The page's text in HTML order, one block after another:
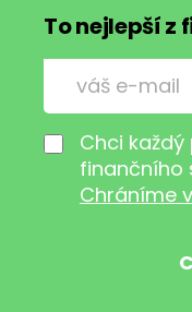
To nejlepší
Chci
finančního
Chráníme